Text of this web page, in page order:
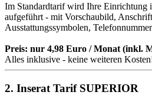
Im Standardtarif wird Ihre Einrichtung
aufgeführt - mit Vorschaubild,
Ausstattungssymbolen,
Preis: nur 4,98 Euro / Monat (inkl.
Alles inklusive - keine weiteren
2. Inserat Tarif SUPERIOR